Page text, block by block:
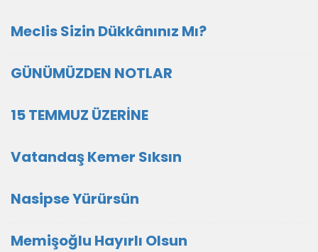
Meclis Sizin Dükkânınız Mı?
GÜNÜMÜZDEN NOTLAR
15 TEMMUZ ÜZERİNE
Vatandaş Kemer Sıksın
Nasipse Yürürsün
Memişoğlu Hayırlı Olsun